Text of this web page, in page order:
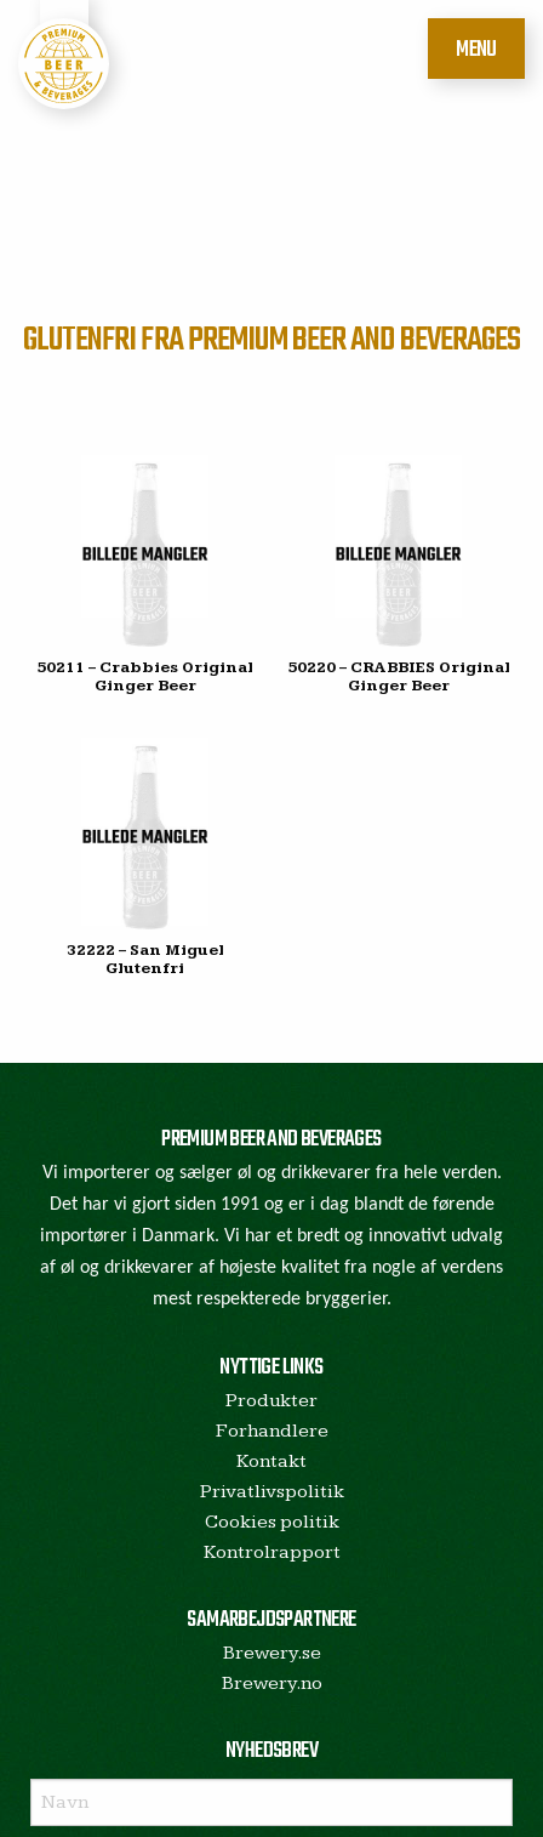
MENU
GLUTENFRI FRA PREMIUM BEER AND BEVERAGES
50211 – Crabbies Original
Ginger Beer
50220 – CRABBIES Original
Ginger Beer
32222 – San Miguel
Glutenfri
PREMIUM BEER AND BEVERAGES
Vi importerer og sælger øl og drikkevarer fra hele verden.
Det har vi gjort siden 1991 og er i dag blandt de førende
importører i Danmark. Vi har et bredt og innovativt udvalg
af øl og drikkevarer af højeste kvalitet fra nogle af verdens
mest respekterede bryggerier.
NYTTIGE LINKS
Produkter
Forhandlere
Kontakt
Privatlivspolitik
Cookies politik
Kontrolrapport
SAMARBEJDSPARTNERE
Brewery.se
Brewery.no
NYHEDSBREV